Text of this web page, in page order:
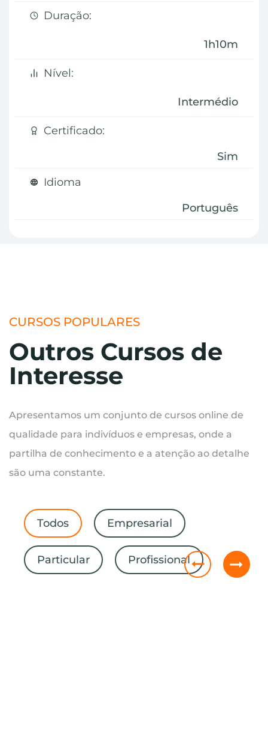
Duração:
1h10m
Nível:
Intermédio
Certificado:
Sim
Idioma
Português
CURSOS POPULARES
Outros Cursos de
Interesse
Apresentamos um conjunto de cursos online de
qualidade para indivíduos e empresas, onde a
partilha de conhecimento e a atenção ao detalhe
são uma constante.
Todos Empresarial
Particular Profissional